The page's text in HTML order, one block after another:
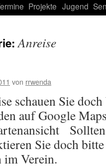
Projekte Jugend
Anreise
von rrwenda
schauen Sie
auf Google
Sie doch
im Verein.